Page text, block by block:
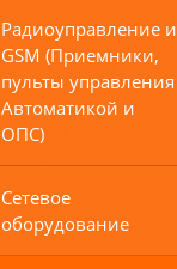
Радиоуправление и
GSM (Приемники,
пульты управления
Автоматикой и
ОПС)
Сетевое
оборудование